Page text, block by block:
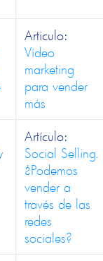
Articulo:
Vídeo
marketing
para vender
más
Artículo:
Social Selling.
¿Podemos
vender a
través de las
redes
sociales?